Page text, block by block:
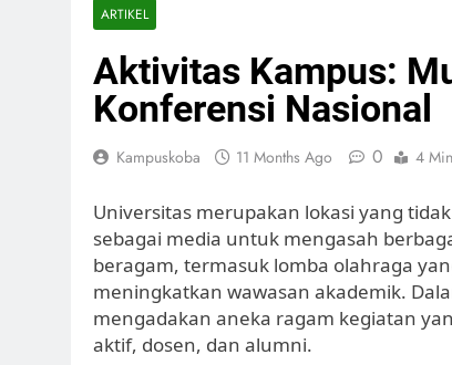
ARTIKEL
Aktivitas Kampus:
Konferensi Nasional
Kampuskoba 11 Months Ago 0 4
Universitas merupakan lokasi yang
sebagai media untuk mengasah
beragam, termasuk lomba olahraga
meningkatkan wawasan akademik.
mengadakan aneka ragam kegiatan
aktif, dosen, dan alumni.